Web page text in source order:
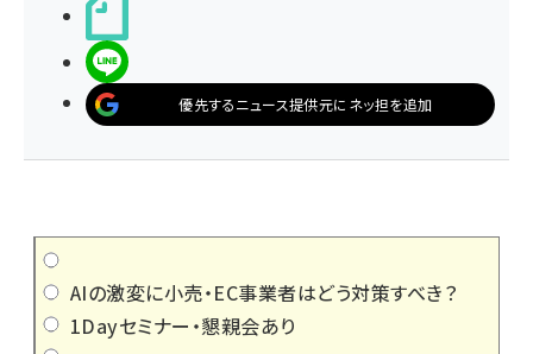
優先するニュース提供元にネッ担を追加
AIの激変に小売・EC事業者はどう対策すべき？
1Dayセミナー・懇親会あり